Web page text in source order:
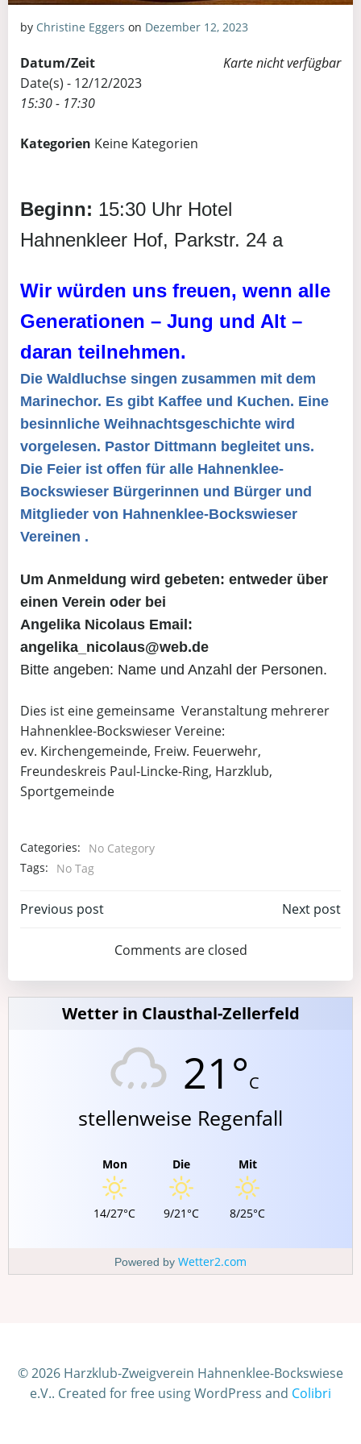
by Christine Eggers on Dezember 12, 2023
Karte nicht verfügbar
Datum/Zeit
Date(s) - 12/12/2023
15:30 - 17:30
Kategorien Keine Kategorien
Beginn: 15:30 Uhr Hotel
Hahnenkleer Hof, Parkstr. 24 a
Wir würden uns freuen, wenn alle
Generationen – Jung und Alt –
daran teilnehmen.
Die Waldluchse singen zusammen mit dem
Marinechor. Es gibt Kaffee und Kuchen. Eine
besinnliche Weihnachtsgeschichte wird
vorgelesen. Pastor Dittmann begleitet uns.
Die Feier ist offen für alle Hahnenklee-
Bockswieser Bürgerinnen und Bürger und
Mitglieder von Hahnenklee-Bockswieser
Vereinen .
Um Anmeldung wird gebeten: entweder über
einen Verein oder bei
Angelika Nicolaus Email:
angelika_nicolaus@web.de
Bitte angeben: Name und Anzahl der Personen.
Dies ist eine gemeinsame Veranstaltung mehrerer
Hahnenklee-Bockswieser Vereine:
ev. Kirchengemeinde, Freiw. Feuerwehr,
Freundeskreis Paul-Lincke-Ring, Harzklub,
Sportgemeinde
Categories:
No Category
Tags:
No Tag
Post
navigation
Previous post
navigation
Next post
Comments are closed
Wetter in Clausthal-Zellerfeld
21°C
stellenweise Regenfall
Mon
14/27°C
Die
9/21°C
Mit
8/25°C
Powered by Wetter2.com
© 2026 Harzklub-Zweigverein Hahnenklee-Bockswiese
e.V.. Created for free using WordPress and Colibri